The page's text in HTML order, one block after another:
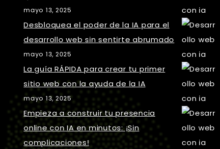
mayo 13, 2025
Desbloquea el poder de la IA para el
desarrollo web sin sentirte abrumado
mayo 13, 2025
La guía RÁPIDA para crear tu primer
sitio web con la ayuda de la IA
mayo 13, 2025
Empieza a construir tu presencia
online con IA en minutos: ¡Sin
complicaciones!